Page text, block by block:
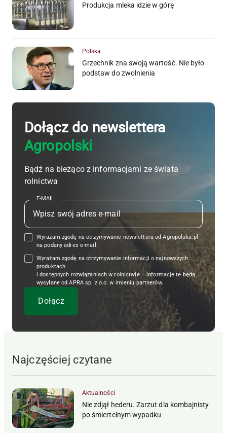
Produkcja mleka idzie w górę
Polska
Grzechnik zna swoją wartość. Nie było
podstaw do zwolnienia
Dołącz do newslettera
Agropolski
Bądź na bieżąco z informacjami ze świata
rolnictwa
E-MAIL
Wyrażam zgodę na otrzymywanie newslettera od Agropolska.pl
na podany adres e-mail.
Wyrażam zgodę na otrzymywanie informacji o najnowszych
produktach
i dostępnych rozwiązaniach w rolnictwie – informacje te będą
wysyłane od APRA sp. z o.o. w imieniu partnerów.
Najczęściej czytane
Aktualności
Nie zdjął hederu. Zarzut dla kombajnisty
po śmiertelnym wypadku